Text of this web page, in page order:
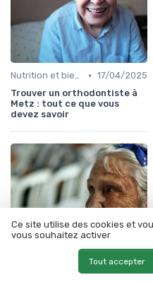
Nutrition et bien-être • 17/04/2025
Trouver un orthodontiste à
Metz : tout ce que vous
devez savoir
Ce site utilise des cookies et
vous souhaitez activer
Tout accepter